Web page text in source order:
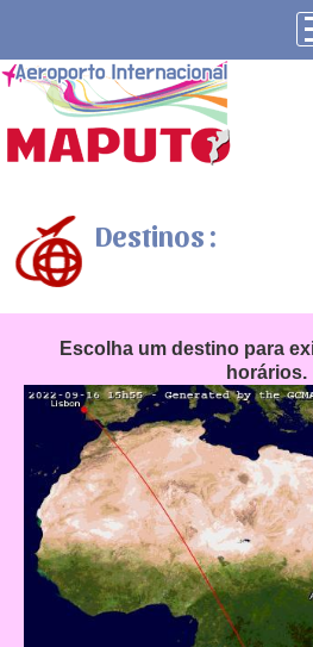
Destinos :
Escolha um destino para
horários.